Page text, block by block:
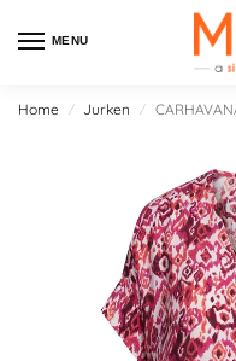
MENU
Home / Jurken /